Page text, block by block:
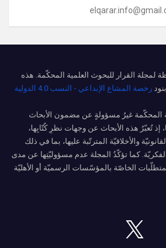
لمجلة القرار للبحوث العلمية المحكّمة. هذه
رخصة المشاع الإبداعي - النسب 4.0 الدولية
المحكّمة غيرُ مسؤولةٍ عن مضمون الأبحاث
إذ تُعبّرُ هذه الأبحاث عن وجهات نظرِ كُتّابِها،
والأخلاقيّة المترتّبة عليها، بما في ذلك
كما تؤكّدُ المجلة عدم مسؤوليّتِها عن مدى
الخاصّة بالمؤسّسات الرسميّة أو الأهليّة